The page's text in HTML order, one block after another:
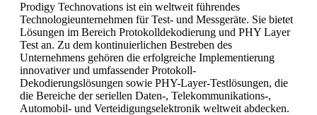
Prodigy Technovations ist ein weltweit führendes
Technologieunternehmen für Test- und Messgeräte. Sie bietet
Lösungen im Bereich Protokolldekodierung und PHY Layer
Test an. Zu dem kontinuierlichen Bestreben des
Unternehmens gehören die erfolgreiche Implementierung
innovativer und umfassender Protokoll-
Dekodierungslösungen sowie PHY-Layer-Testlösungen, die
die Bereiche der seriellen Daten-, Telekommunikations-,
Automobil- und Verteidigungselektronik weltweit abdecken.